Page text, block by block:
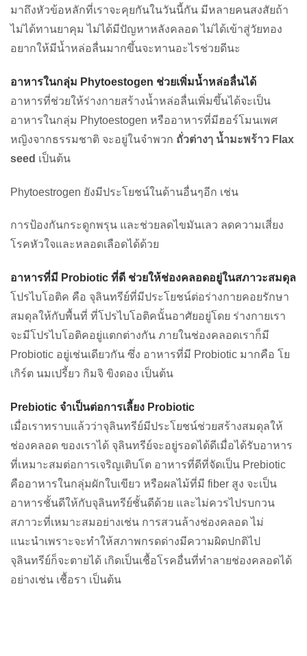
มาถึงหัวข้อหลักที่เราจะคุยกันในวันนี้กัน มีหลายคนสงสัยถ้า
ไม่ได้ทานยาคุม ไม่ได้มีปัญหาหลังคลอด ไม่ได้เข้าสู่วัยทอง
อยากให้มีน้ำหล่อลื่นมากขึ้นจะทานอะไรช่วยดีนะ
อาหารในกลุ่ม Phytoestogen ช่วยเพิ่มน้ำหล่อลื่นได้
อาหารที่ช่วยให้ร่างกายสร้างน้ำหล่อลื่นเพิ่มขึ้นได้จะเป็น
อาหารในกลุ่ม Phytoestogen หรืออาหารที่มีฮอร์โมนเพศ
หญิงจากธรรมชาติ จะอยู่ในจำพวก ถั่วต่างๅ น้ำมะพร้าว Flax
seed เป็นต้น
Phytoestrogen ยังมีประโยชน์ในด้านอื่นๆอีก เช่น
การป้องกันกระดูกพรุน และช่วยลดไขมันเลว ลดความเสี่ยง
โรคหัวใจและหลอดเลือดได้ด้วย
อาหารที่มี Probiotic ที่ดี ช่วยให้ช่องคลอดอยู่ในสภาวะสมดุล
โปรไบโอติค คือ จุลินทรีย์ที่มีประโยชน์ต่อร่างกายคอยรักษา
สมดุลให้กับพื้นที่ ที่โปรไบโอติคนั้นอาศัยอยู่โดย ร่างกายเรา
จะมีโปรไบโอติคอยู่แตกต่างกัน ภายในช่องคลอดเราก็มี
Probiotic อยู่เช่นเดียวกัน ซึ่ง อาหารที่มี Probiotic มากคือ โย
เกิร์ต นมเปรี้ยว กิมจิ ขิงดอง เป็นต้น
Prebiotic จำเป็นต่อการเลี้ยง Probiotic
เมื่อเราทราบแล้วว่าจุลินทรีย์มีประโยชน์ช่วยสร้างสมดุลให้
ช่องคลอด ของเราได้ จุลินทรีย์จะอยู่รอดได้ดีเมื่อได้รับอาหาร
ที่เหมาะสมต่อการเจริญเติบโต อาหารที่ดีที่จัดเป็น Prebiotic
คืออาหารในกลุ่มผักใบเขียว หรือผลไม้ที่มี fiber สูง จะเป็น
อาหารชั้นดีให้กับจุลินทรีย์ชั้นดีด้วย และไม่ควรไปรบกวน
สภาวะที่เหมาะสมอย่างเช่น การสวนล้างช่องคลอด ไม่
แนะนำเพราะจะทำให้สภาพกรดด่างมีความผิดปกติไป
จุลินทรีย์ก็จะตายได้ เกิดเป็นเชื้อโรคอื่นที่ทำลายช่องคลอดได้
อย่างเช่น เชื้อรา เป็นต้น